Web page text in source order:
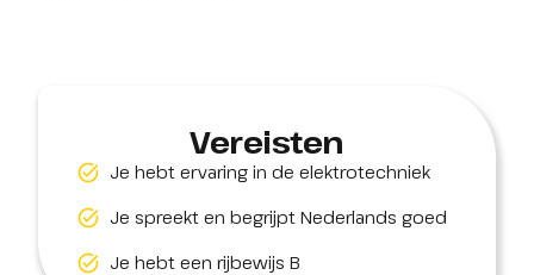
Vereisten
Je hebt ervaring in de elektrotechniek
Je spreekt en begrijpt Nederlands goed
Je hebt een rijbewijs B